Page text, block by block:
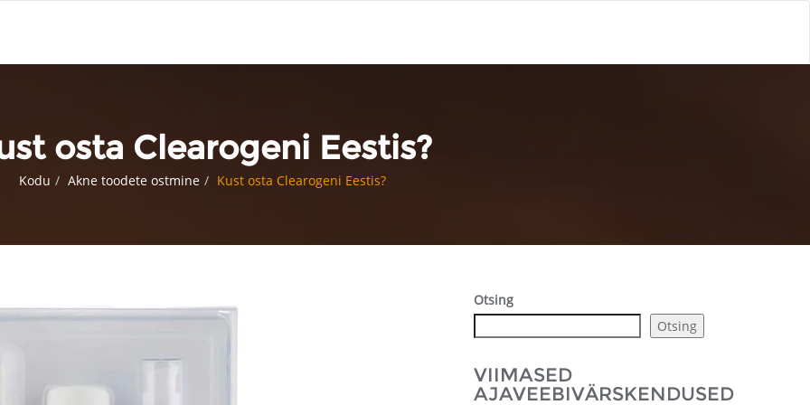
osta Clearogeni Eestis?
Kodu Akne toodete ostmine Kust osta Clearogeni Eestis?
Otsing
Otsing
VIIMASED
AJAVEEBIVÄRSKENDUSED